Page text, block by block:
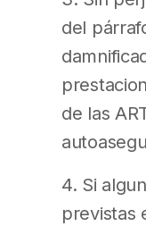
del
de las
4. Si
previstas